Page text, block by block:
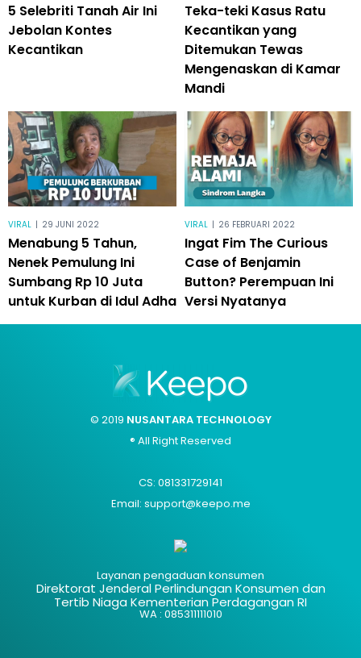
5 Selebriti Tanah Air Ini
Jebolan Kontes
Kecantikan
Teka-teki Kasus Ratu
Kecantikan yang
Ditemukan Tewas
Mengenaskan di Kamar
Mandi
VIRAL | 29 JUNI 2022
Menabung 5 Tahun,
Nenek Pemulung Ini
Sumbang Rp 10 Juta
untuk Kurban di Idul Adha
VIRAL | 26 FEBRUARI 2022
Ingat Fim The Curious
Case of Benjamin
Button? Perempuan Ini
Versi Nyatanya
© 2019 NUSANTARA TECHNOLOGY
® All Right Reserved
CS: 081331729141
Email: support@keepo.me
Layanan pengaduan konsumen
Direktorat Jenderal Perlindungan Konsumen dan
Tertib Niaga Kementerian Perdagangan RI
WA : 085311111010